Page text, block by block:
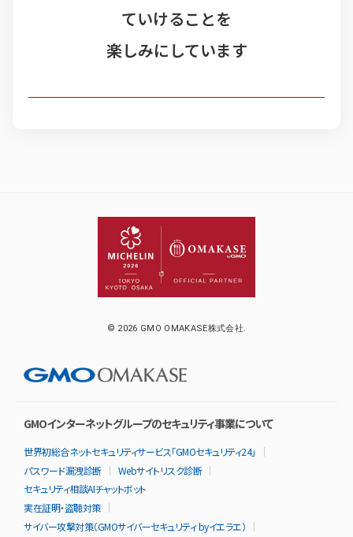
ていけることを
楽しみにしています
© 2026 GMO OMAKASE株式会社.
GMOインターネットグループのセキュリティ事業について
世界初総合ネットセキュリティサービス「GMOセキュリティ24」
パスワード漏洩診断
Webサイトリスク診断
セキュリティ相談AIチャットボット
実在証明・盗聴対策
サイバー攻撃対策（GMOサイバーセキュリティ byイエラエ）